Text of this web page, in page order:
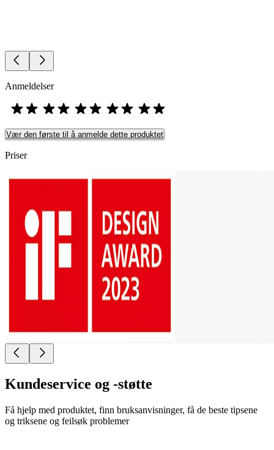
Anmeldelser
Vær den første til å anmelde dette produktet
Priser
Kundeservice og -støtte
Få hjelp med produktet, finn bruksanvisninger, få de beste tipsene
og triksene og feilsøk problemer